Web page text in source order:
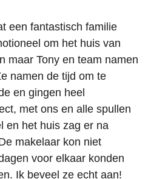
een fantastisch familie
om het huis van
maar Tony en team namen
namen de tijd om te
en gingen heel
met ons en alle spullen
en het huis zag er na
makelaar kon niet
voor elkaar konden
Ik beveel ze echt aan!